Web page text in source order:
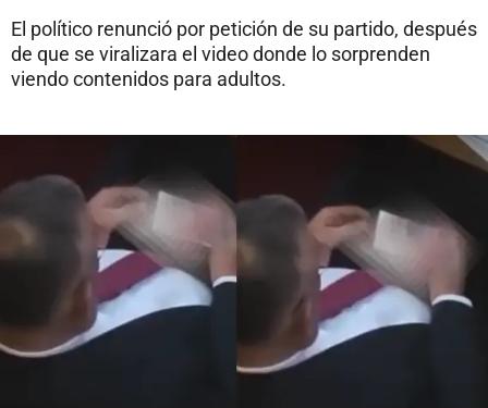
El político renunció por petición de su partido, después
de que se viralizara el video donde lo sorprenden
viendo contenidos para adultos.